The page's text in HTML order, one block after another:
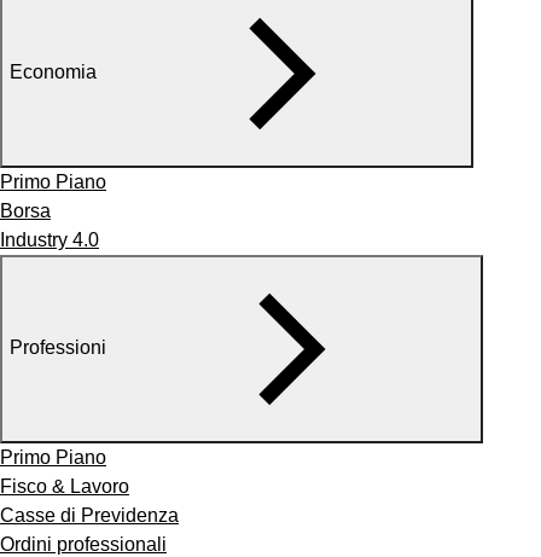
Economia
Primo Piano
Borsa
Industry 4.0
Professioni
Primo Piano
Fisco & Lavoro
Casse di Previdenza
Ordini professionali